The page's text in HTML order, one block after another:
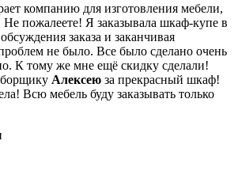
компанию для изготовления мебели,
пожалеете! Я заказывала шкаф-купе в
заказа и заканчивая
не было. Все было сделано очень
К тому же мне ещё скидку сделали!
Алексею за прекрасный шкаф!
Всю мебель буду заказывать только